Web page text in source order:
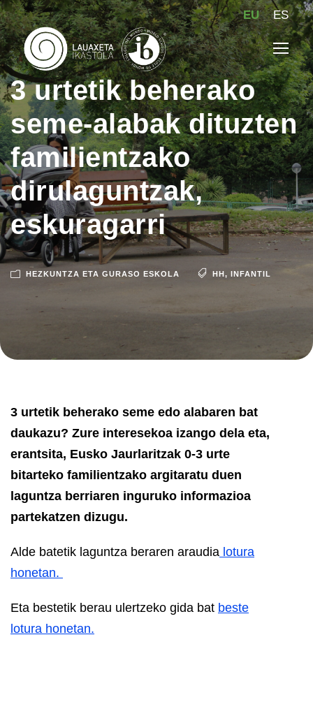
EU ES
3 urtetik beherako
seme-alabak dituzten
familientzako
dirulaguntzak,
eskuragarri
HEZKUNTZA ETA GURASO ESKOLA HH, INFANTIL
3 urtetik beherako seme edo alabaren bat
daukazu? Zure interesekoa izango dela eta,
erantsita, Eusko Jaurlaritzak 0-3 urte
bitarteko familientzako argitaratu duen
laguntza berriaren inguruko informazioa
partekatzen dizugu.
Alde batetik laguntza beraren araudia lotura
honetan.
Eta bestetik berau ulertzeko gida bat beste
lotura honetan.